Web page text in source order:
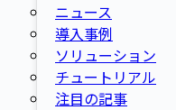
ニュース
導入事例
ソリューション
チュートリアル
注目の記事